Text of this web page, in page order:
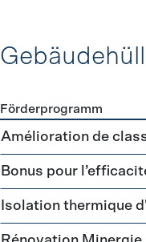
Förderprogramme
Förderprogramm
Amélioration de
Bonus pour
Isolation thermique